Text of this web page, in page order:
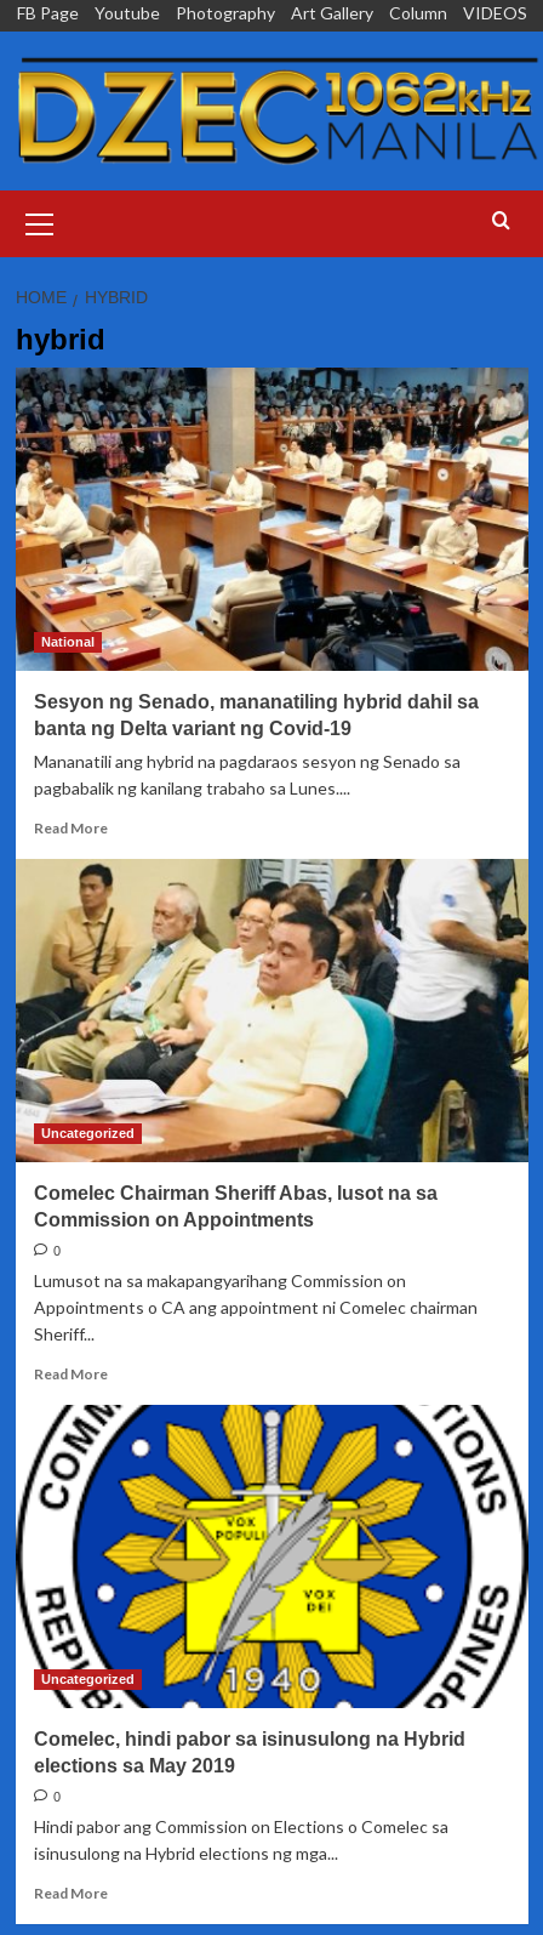
Skip
content
FB Page Youtube Photography Art Gallery Column VIDEOS
Menu
HOME HYBRID
hybrid
National
Sesyon ng Senado, mananatiling hybrid dahil sa
banta ng Delta variant ng Covid-19
Mananatili ang hybrid na pagdaraos sesyon ng Senado sa
pagbabalik ng kanilang trabaho sa Lunes....
Read MoreRead
about
Sesyon
ng
Senado,
mananatiling
hybrid
dahil
sa
banta
ng
Delta
variant
ng
19
Uncategorized
Comelec Chairman Sheriff Abas, lusot na sa
Commission on Appointments
0
Lumusot na sa makapangyarihang Commission on
Appointments o CA ang appointment ni Comelec chairman
Sheriff...
Read MoreRead
about
Comelec
Chairman
Sheriff
Abas,
lusot
na
Commission
on
Appointments
Uncategorized
Comelec, hindi pabor sa isinusulong na Hybrid
elections sa May 2019
0
Hindi pabor ang Commission on Elections o Comelec sa
isinusulong na Hybrid elections ng mga...
Read MoreRead